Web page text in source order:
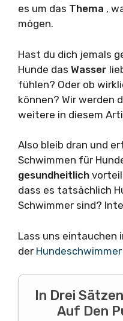
es um das Thema ,
mögen.
Hast du dich jemals
Hunde das Wasser
fühlen? Oder ob
können? Wir werden
weitere in diesem
Also bleib dran und
Schwimmen für
gesundheitlich
dass es tatsächlich
Schwimmer sind?
Lass uns eintauchen
der Hundeschwimmer
In Drei
Auf Den